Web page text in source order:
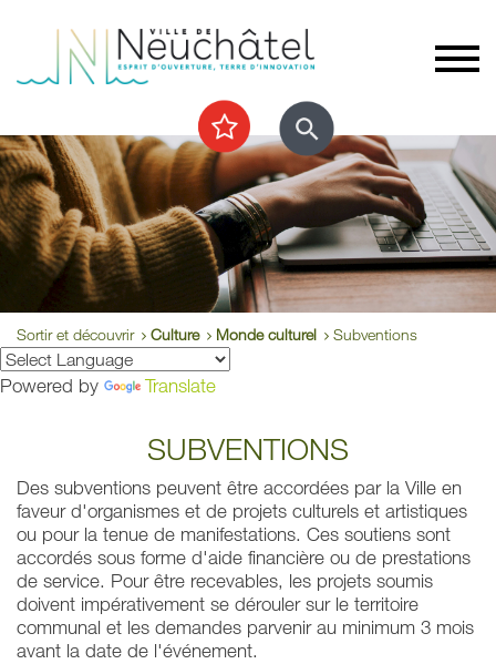
Sortir et découvrir Culture Monde culturel Subventions
Powered by Translate
SUBVENTIONS
Des subventions peuvent être accordées par la Ville en
faveur d'organismes et de projets culturels et artistiques
ou pour la tenue de manifestations. Ces soutiens sont
accordés sous forme d'aide financière ou de prestations
de service. Pour être recevables, les projets soumis
doivent impérativement se dérouler sur le territoire
communal et les demandes parvenir au minimum 3 mois
avant la date de l'événement.